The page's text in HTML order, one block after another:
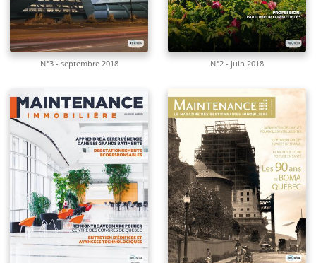
N°3 - septembre 2018 N°2 - juin 2018